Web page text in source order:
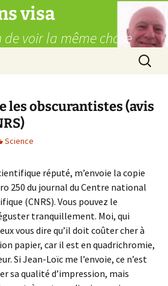
visa
voir la même chose
les obscurantistes (avis
Science
réputé, m’envoie la copie
250 du journal du Centre national
(CNRS). Vous pouvez le
tranquillement. Moi, qui
vous dire qu’il doit coûter cher à
papier, car il est en quadrichromie,
Si Jean-Loïc me l’envoie, ce n’est
sa qualité d’impression, mais